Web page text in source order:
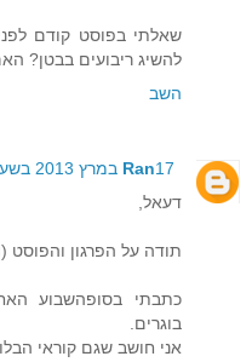
שאלתי בפוסט קודם
להשיג ריבועים בבטן?
השב
Ran17 במרץ 2013 בשעה 16:54
דעאל,
תודה על הפרגון והפוסט
כתבתי בסופהשבוע
בוגרים.
אני חושב שגם קוראי